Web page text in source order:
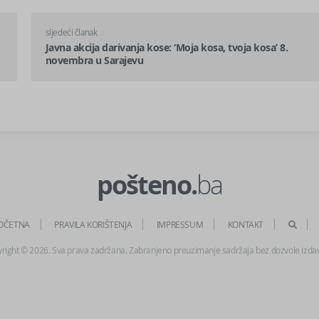
sljedeći članak
Javna akcija darivanja kose: ‘Moja kosa, tvoja kosa’ 8.
novembra u Sarajevu
pošteno.ba
PRAVILA KORIŠTENJA IMPRESSUM KONTAKT
© 2026. Sva prava zadržana. Zabranjeno preuzimanje sadržaja bez dozvole